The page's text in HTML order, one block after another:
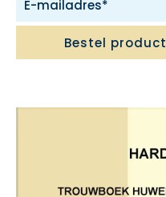
Bestel product